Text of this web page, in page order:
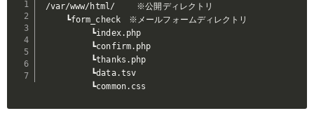
/var/www/html/ 　　※公開ディレクトリ
┗form_check　※メールフォームディレクトリ
┗index.php
┗confirm.php
┗thanks.php
┗data.tsv
┗common.css